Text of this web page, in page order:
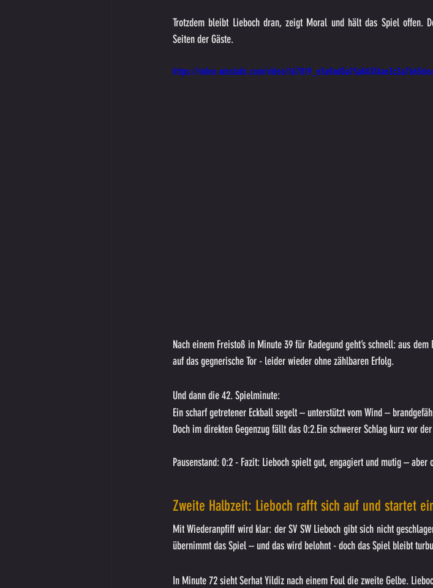
Trotzdem bleibt Lieboch dran, zeigt Moral und hält das Spiel offen.
Seiten der Gäste.
https://video.wixstatic.com/video/
Nach einem Freistoß in Minute 39 für Radegund geht’s schnell: aus
auf das gegnerische Tor - leider wieder ohne zählbaren Erfolg.
Und dann die 42. Spielminute:
Ein scharf getretener Eckball segelt – unterstützt vom Wind –
Doch im direkten Gegenzug fällt das 0:2.Ein schwerer Schlag kurz vor
Pausenstand: 0:2 - Fazit: Lieboch spielt gut, engagiert und mutig – aber
Zweite Halbzeit: Lieboch rafft sich auf und startet
Mit Wiederanpfiff wird klar: der SV SW Lieboch gibt sich nicht
übernimmt das Spiel – und das wird belohnt - doch das Spiel bleibt
In Minute 72 sieht Serhat Yildiz nach einem Foul die zweite Gelbe.